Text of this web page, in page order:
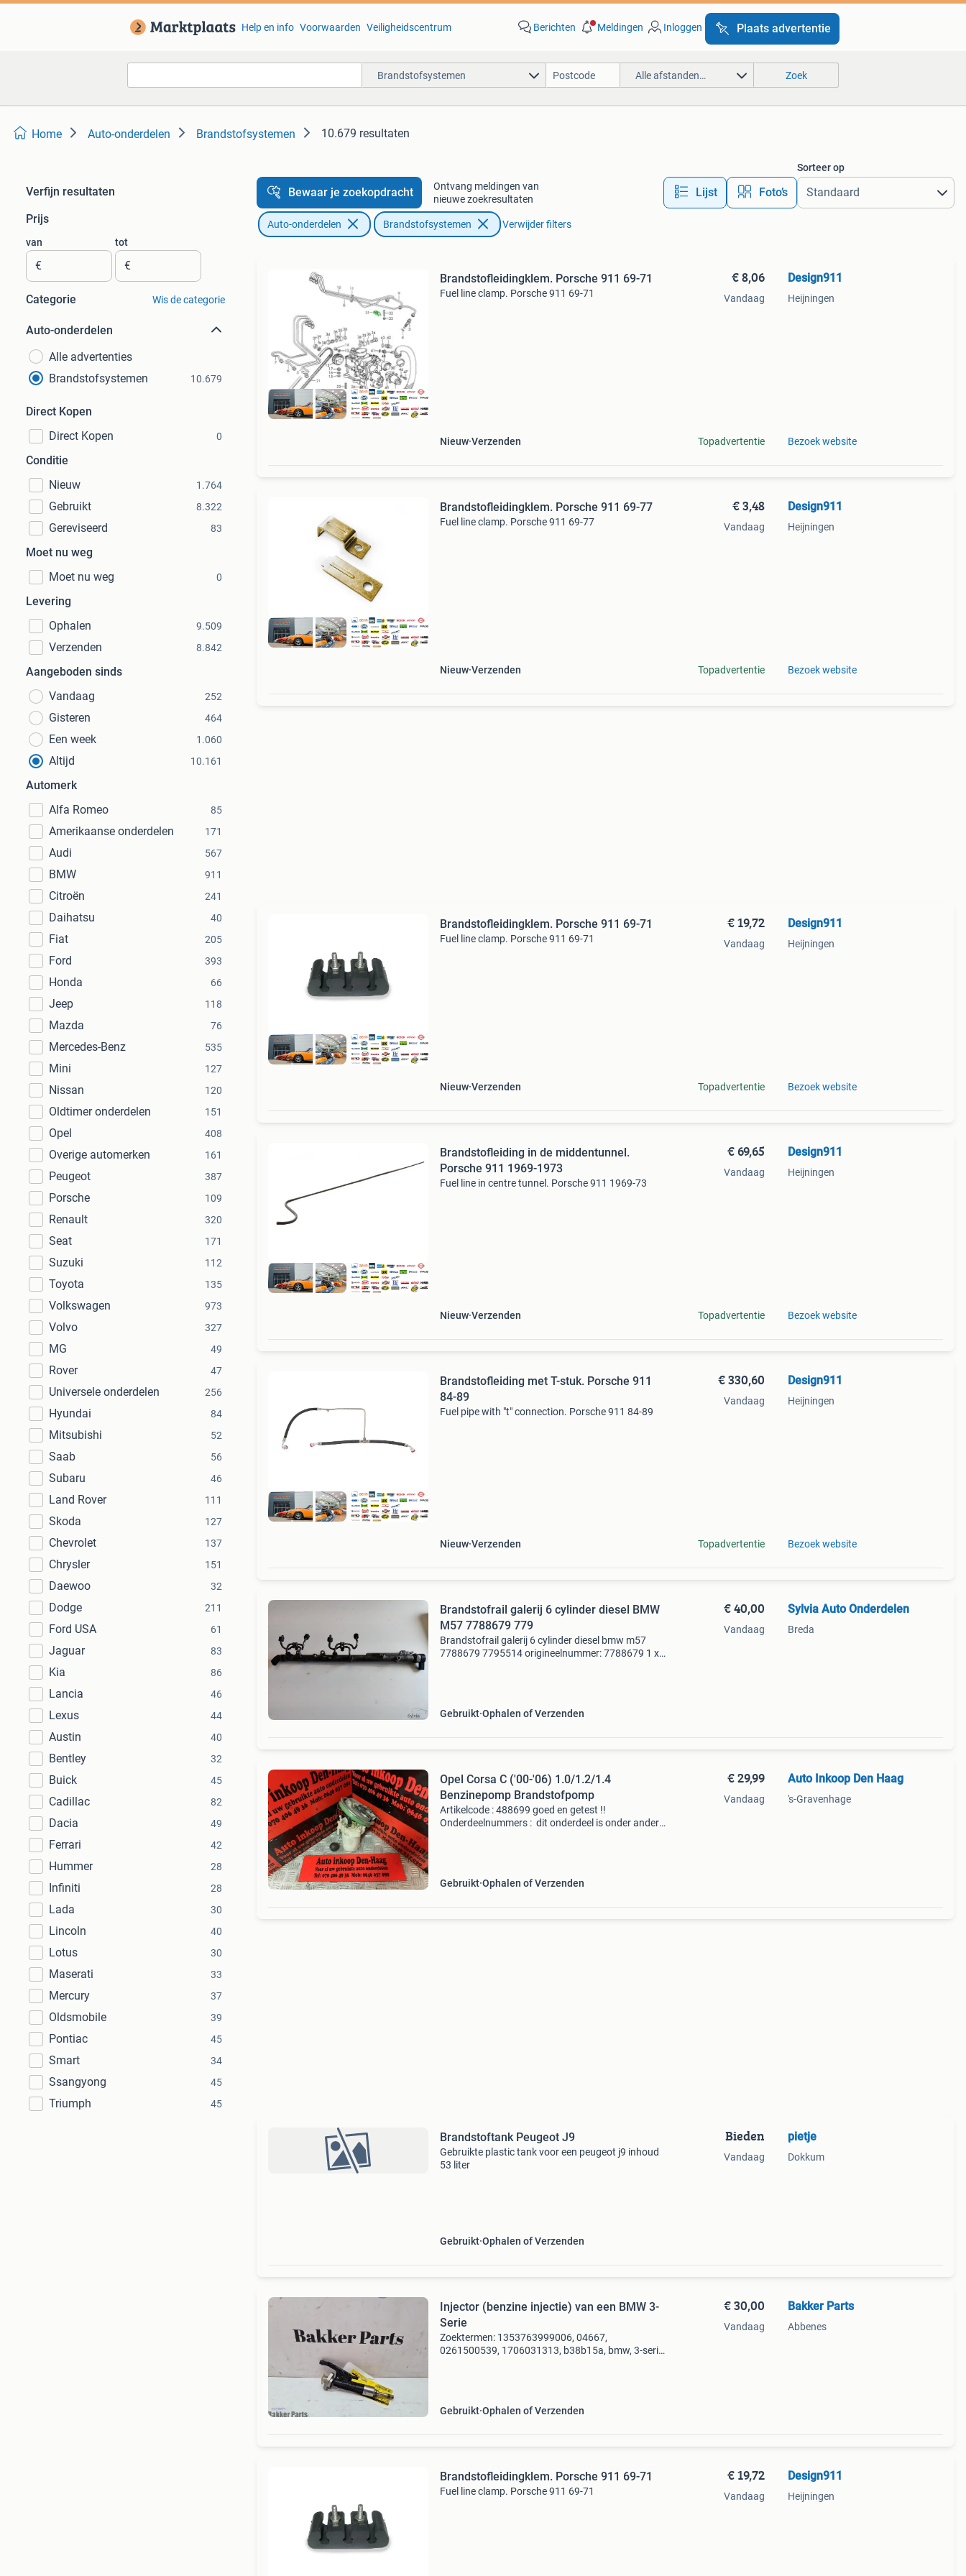
Help en info Voorwaarden Veiligheidscentrum Berichten Meldingen Inloggen Plaats advertentie
Brandstofsystemen Alle afstanden… Zoek
Home Auto-onderdelen Brandstofsystemen 10.679 resultaten
Verfijn resultaten
Prijs
van
€
tot
€
Categorie Wis de categorie
Auto-onderdelen
Alle advertenties
Brandstofsystemen
10.679
Direct Kopen
Direct Kopen
0
Conditie
Nieuw
1.764
Gebruikt 8.322
Gereviseerd 83
Moet nu weg
Moet nu weg
0
Levering
Ophalen
9.509
Verzenden 8.842
Aangeboden sinds
Vandaag
252
Gisteren 464
Een week 1.060
Altijd 10.161
Automerk
Alfa Romeo
85
Amerikaanse onderdelen 171
Audi 567
BMW 911
Citroën 241
Daihatsu 40
Fiat 205
Ford 393
Honda 66
Jeep 118
Mazda 76
Mercedes-Benz 535
Mini 127
Nissan 120
Oldtimer onderdelen 151
Opel 408
Overige automerken 161
Peugeot 387
Porsche 109
Renault 320
Seat 171
Suzuki 112
Toyota 135
Volkswagen 973
Volvo 327
MG 49
Rover 47
Universele onderdelen 256
Hyundai 84
Mitsubishi 52
Saab 56
Subaru 46
Land Rover 111
Skoda 127
Chevrolet 137
Chrysler 151
Daewoo 32
Dodge 211
Ford USA 61
Jaguar 83
Kia 86
Lancia 46
Lexus 44
Austin 40
Bentley 32
Buick 45
Cadillac 82
Dacia 49
Ferrari 42
Hummer 28
Infiniti 28
Lada 30
Lincoln 40
Lotus 30
Maserati 33
Mercury 37
Oldsmobile 39
Pontiac 45
Smart 34
Ssangyong 45
Triumph 45
Bewaar je zoekopdracht
Ontvang meldingen van
nieuwe zoekresultaten
Lijst Foto’s
Sorteer op
Auto-onderdelen Brandstofsystemen Verwijder filters
Brandstofleidingklem. Porsche 911 69-71
Fuel line clamp. Porsche 911 69-71
Nieuw Verzenden
€ 8,06
Vandaag
Topadvertentie
Design911
Heijningen
Bezoek website
Brandstofleidingklem. Porsche 911 69-77
Fuel line clamp. Porsche 911 69-77
Nieuw Verzenden
€ 3,48
Vandaag
Topadvertentie
Design911
Heijningen
Bezoek website
Brandstofleidingklem. Porsche 911 69-71
Fuel line clamp. Porsche 911 69-71
Nieuw Verzenden
€ 19,72
Vandaag
Topadvertentie
Design911
Heijningen
Bezoek website
Brandstofleiding in de middentunnel.
Porsche 911 1969-1973
Fuel line in centre tunnel. Porsche 911 1969-73
Nieuw Verzenden
€ 69,65
Vandaag
Topadvertentie
Design911
Heijningen
Bezoek website
Brandstofleiding met T-stuk. Porsche 911
84-89
Fuel pipe with "t" connection. Porsche 911 84-89
Nieuw Verzenden
€ 330,60
Vandaag
Topadvertentie
Design911
Heijningen
Bezoek website
Brandstofrail galerij 6 cylinder diesel BMW
M57 7788679 779
Brandstofrail galerij 6 cylinder diesel bmw m57
7788679 7795514 origineelnummer: 7788679 1 x
Gebruikt Ophalen of Verzenden
€ 40,00
Vandaag
Sylvia Auto Onderdelen
Breda
Opel Corsa C ('00-'06) 1.0/1.2/1.4
Benzinepomp Brandstofpomp
Artikelcode : 488699 goed en getest !!
Onderdeelnummers : dit onderdeel is onder andere
Gebruikt Ophalen of Verzenden
€ 29,99
Vandaag
Auto Inkoop Den Haag
's-Gravenhage
Brandstoftank Peugeot J9
Gebruikte plastic tank voor een peugeot j9 inhoud
53 liter
Gebruikt Ophalen of Verzenden
Bieden
Vandaag
pietje
Dokkum
Injector (benzine injectie) van een BMW 3-
Serie
Zoektermen: 1353763999006, 04667,
0261500539, 1706031313, b38b15a, bmw, 3-serie
Gebruikt Ophalen of Verzenden
€ 30,00
Vandaag
Bakker Parts
Abbenes
Brandstofleidingklem. Porsche 911 69-71
Fuel line clamp. Porsche 911 69-71
€ 19,72
Vandaag
Design911
Heijningen